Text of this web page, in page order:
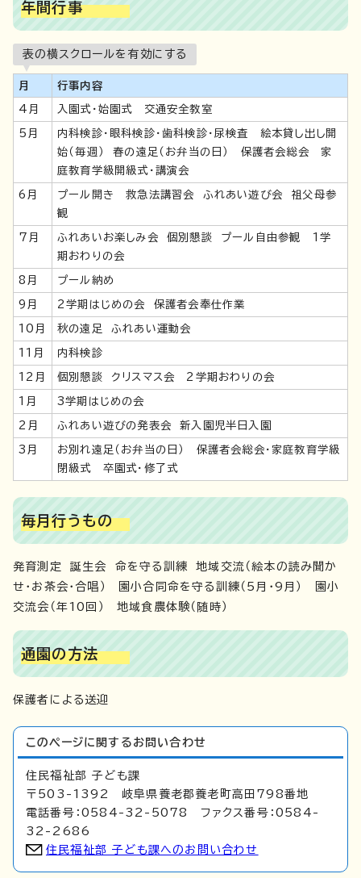
年間行事
表の横スクロールを有効にする
月 行事内容
4月 入園式・始園式 交通安全教室
5月
内科検診・眼科検診・歯科検診・尿検査 絵本貸し出し開
始（毎週） 春の遠足（お弁当の日） 保護者会総会 家
庭教育学級開級式・講演会
6月
プール開き 救急法講習会 ふれあい遊び会 祖父母参
観
7月
ふれあいお楽しみ会 個別懇談 プール自由参観 1学
期おわりの会
8月 プール納め
9月 2学期はじめの会 保護者会奉仕作業
10月 秋の遠足 ふれあい運動会
11月 内科検診
12月 個別懇談 クリスマス会 2学期おわりの会
1月 3学期はじめの会
2月 ふれあい遊びの発表会 新入園児半日入園
3月
お別れ遠足（お弁当の日） 保護者会総会・家庭教育学級
閉級式 卒園式・修了式
毎月行うもの
発育測定 誕生会 命を守る訓練 地域交流（絵本の読み聞か
せ・お茶会・合唱） 園小合同命を守る訓練（5月・9月） 園小
交流会（年10回） 地域食農体験（随時）
通園の方法
保護者による送迎
このページに関する お問い合わせ
住民福祉部 子ども課
〒503-1392 岐阜県養老郡養老町高田798番地
電話番号：0584-32-5078 ファクス番号：0584-
32-2686
住民福祉部 子ども課へのお問い合わせ